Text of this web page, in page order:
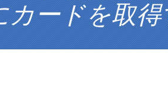
カードを取